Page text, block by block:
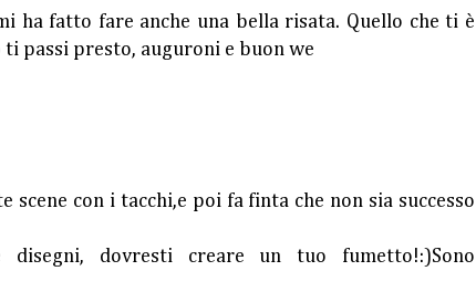
ha fatto fare anche una bella risata. Quello che ti è
ti passi presto, auguroni e buon we
scene con i tacchi,e poi fa finta che non sia successo
disegni, dovresti creare un tuo fumetto!:)Sono